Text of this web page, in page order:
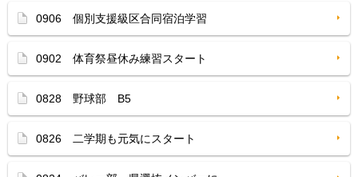
0906 個別支援級区合同宿泊学習
0902 体育祭昼休み練習スタート
0828 野球部 B5
0826 二学期も元気にスタート